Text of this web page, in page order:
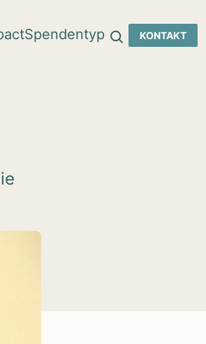
Spen­den­typ KON­TAKT